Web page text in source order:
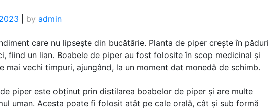
by admin
care nu lipsește din bucătărie. Planta de piper crește în păduri
fiind un lian. Boabele de piper au fost folosite în scop medicinal și
mai vechi timpuri, ajungând, la un moment dat monedă de schimb.
piper este obținut prin distilarea boabelor de piper și are multe
uman. Acesta poate fi folosit atât pe cale orală, cât și sub formă